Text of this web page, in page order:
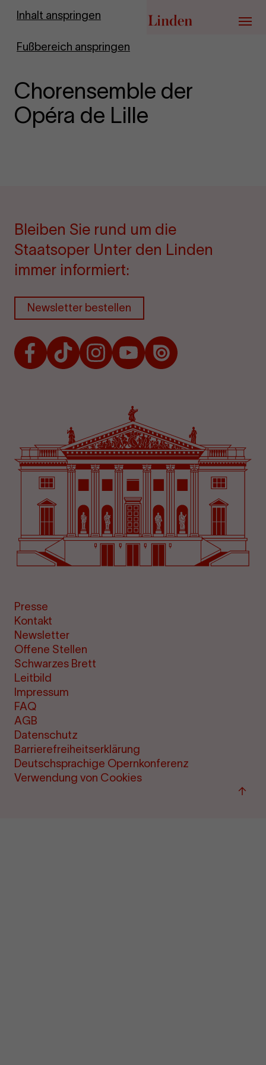
Inhalt anspringen
Fußbereich anspringen
Zur Startseite
Menü
Chorensemble der
Opéra de Lille
Bleiben Sie rund um die
Staatsoper Unter den Linden
immer informiert:
Newsletter bestellen
FacebookTikTokInstagramYoutubeIssuu
Presse
Kontakt
Newsletter
Offene Stellen
Schwarzes Brett
Leitbild
Impressum
FAQ
AGB
Datenschutz
Barrierefreiheitserklärung
Deutschsprachige Opernkonferenz
Verwendung von Cookies
Zum